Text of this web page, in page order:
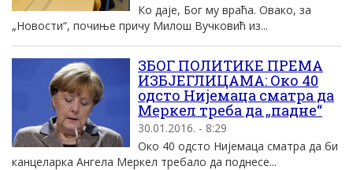
Кo даје, Бог му враћа. Овако, за
„Новости“, почиње причу Милош Вучковић из...
ЗБОГ ПОЛИТИКЕ ПРЕМА
ИЗБЈЕГЛИЦАМА: Око 40
одсто Нијемаца сматра да
Меркел треба да „падне“
30.01.2016. - 8:29
Око 40 одсто Нијемаца сматра да би
канцеларка Ангела Меркел требало да поднесе...